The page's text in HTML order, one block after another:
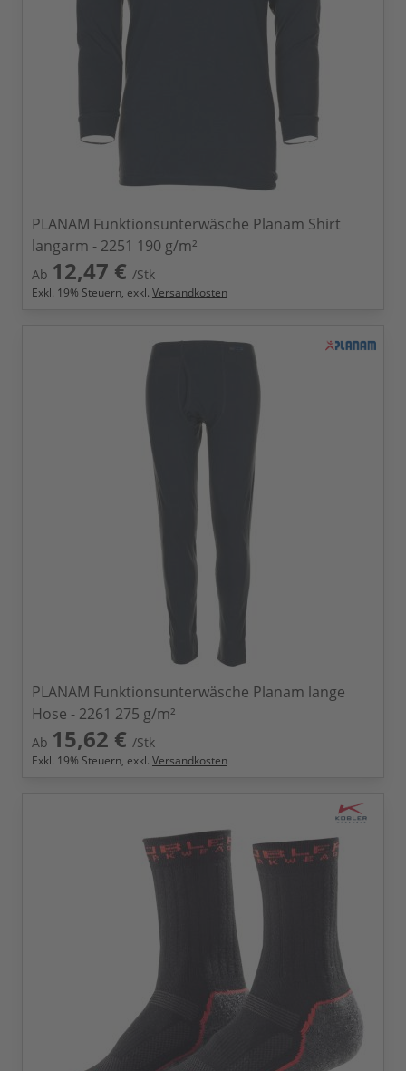
PLANAM Funktionsunterwäsche Planam Shirt
langarm - 2251 190 g/m²
Ab 12,47 € /Stk
Exkl. 19% Steuern, exkl. Versandkosten
PLANAM Funktionsunterwäsche Planam lange
Hose - 2261 275 g/m²
Ab 15,62 € /Stk
Exkl. 19% Steuern, exkl. Versandkosten